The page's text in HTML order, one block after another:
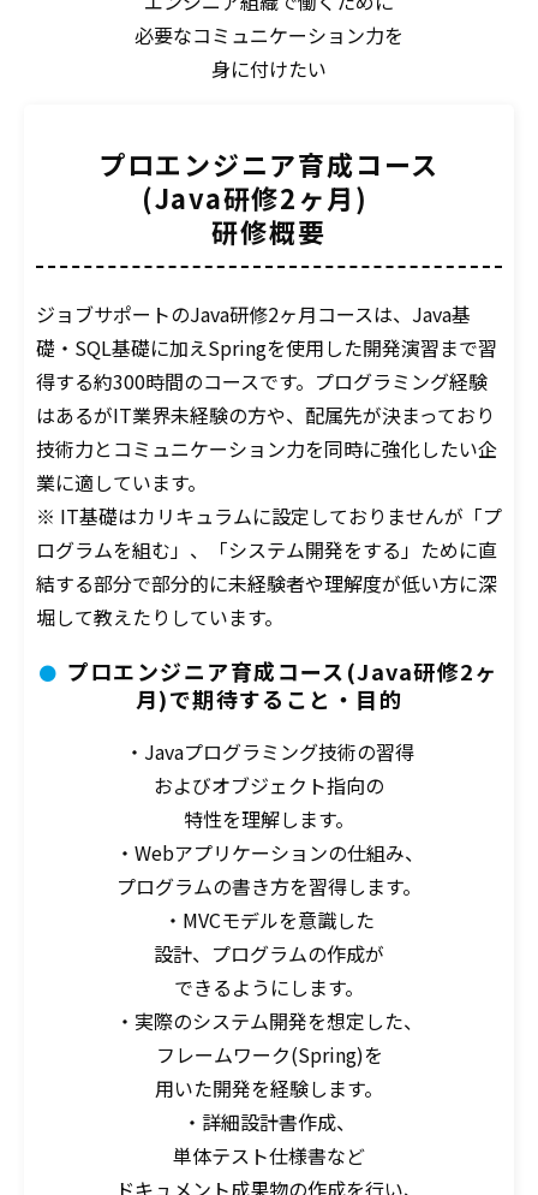
必要なコミュニケーション力を
身に付けたい
プロエンジニア育成コース
(Java研修2ヶ月)
研修概要
ジョブサポートのJava研修2ヶ月コースは、Java基
礎・SQL基礎に加えSpringを使用した開発演習まで習
得する約300時間のコースです。プログラミング経験
はあるがIT業界未経験の方や、配属先が決まっており
技術力とコミュニケーション力を同時に強化したい企
業に適しています。
※ IT基礎はカリキュラムに設定しておりませんが「プ
ログラムを組む」、「システム開発をする」ために直
結する部分で部分的に未経験者や理解度が低い方に深
堀して教えたりしています。
プロエンジニア育成コース(Java研修2ヶ
月)で期待すること・目的
・Javaプログラミング技術の習得
およびオブジェクト指向の
特性を理解します。
・Webアプリケーションの仕組み、
プログラムの書き方を習得します。
・MVCモデルを意識した
設計、プログラムの作成が
できるようにします。
・実際のシステム開発を想定した、
フレームワーク(Spring)を
用いた開発を経験します。
・詳細設計書作成、
単体テスト仕様書など
ドキュメント成果物の作成を行い、